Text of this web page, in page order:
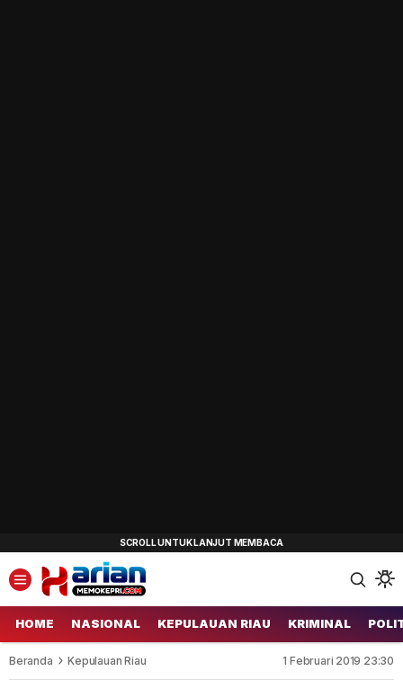
HOME NASIONAL KEPULAUAN RIAU KRIMINAL
Beranda Kepulauan Riau 1 Februari 2019 23:30